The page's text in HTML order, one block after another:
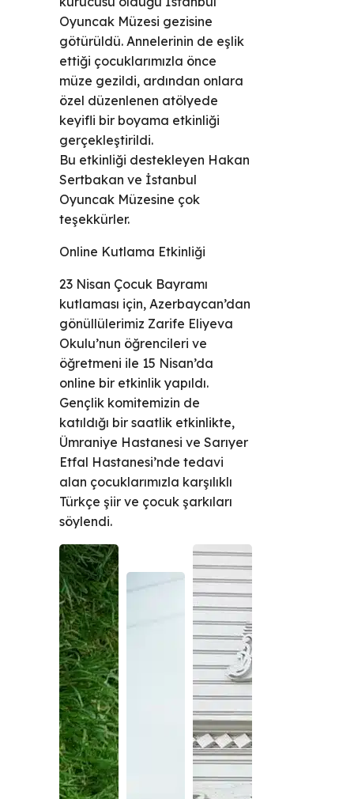
Oyuncak Müzesi gezisine
götürüldü. Annelerinin de eşlik
ettiği çocuklarımızla önce
müze gezildi, ardından onlara
özel düzenlenen atölyede
keyifli bir boyama etkinliği
gerçekleştirildi.
Bu etkinliği destekleyen Hakan
Sertbakan ve İstanbul
Oyuncak Müzesine çok
teşekkürler.
Online Kutlama Etkinliği
23 Nisan Çocuk Bayramı
kutlaması için, Azerbaycan’dan
gönüllülerimiz Zarife Eliyeva
Okulu’nun öğrencileri ve
öğretmeni ile 15 Nisan’da
online bir etkinlik yapıldı.
Gençlik komitemizin de
katıldığı bir saatlik etkinlikte,
Ümraniye Hastanesi ve Sarıyer
Etfal Hastanesi’nde tedavi
alan çocuklarımızla karşılıklı
Türkçe şiir ve çocuk şarkıları
söylendi.